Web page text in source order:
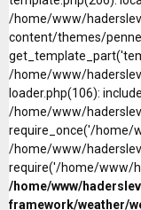
/home/www/
content/themes/
/home/www/
loader.php(106):
/home/www/
require_once('/home/
/home/www/
require('/home/www/
/home/www/
framework/weather/